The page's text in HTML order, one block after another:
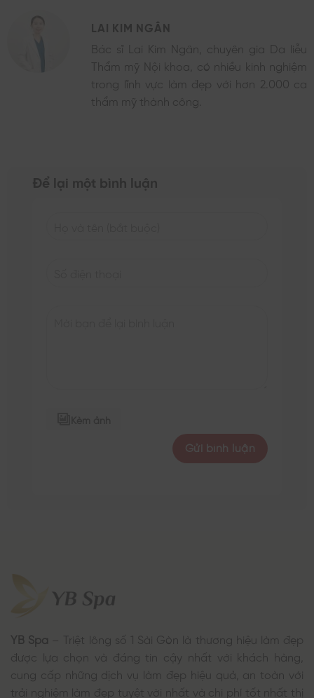
LAI KIM NGÂN
Bác sĩ Lai Kim Ngân, chuyên gia Da liễu
Thẩm mỹ Nội khoa, có nhiều kinh nghiệm
trong lĩnh vực làm đẹp với hơn 2.000 ca
thẩm mỹ thành công.
Để lại một bình luận
YB Spa – Triệt lông số 1 Sài Gòn là thương hiệu làm đẹp
được lựa chọn và đáng tin cậy nhất với khách hàng,
cung cấp những dịch vụ làm đẹp hiệu quả, an toàn với
trải nghiệm làm đẹp tuyệt vời nhất và chi phí tốt nhất thị